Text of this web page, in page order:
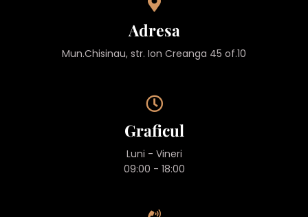
Adresa
Mun.Chisinau, str. Ion Creanga 45 of.10
Graficul
Luni - Vineri
09:00 - 18:00